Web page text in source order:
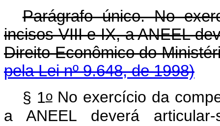
Parágrafo único. No
incisos VIII e IX, a ANEEL
Direito Econômico do
pela Lei nº 9.648, de 1998)
§ 1oNo exercício da
a ANEEL deverá